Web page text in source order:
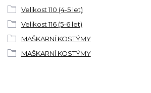
Velikost 110 (4-5 let)
Velikost 116 (5-6 let)
MAŠKARNÍ KOSTÝMY
MAŠKARNÍ KOSTÝMY